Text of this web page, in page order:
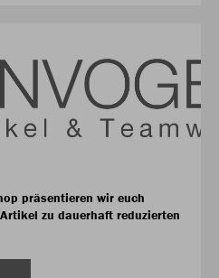
präsentieren wir euch
zu dauerhaft reduzierten